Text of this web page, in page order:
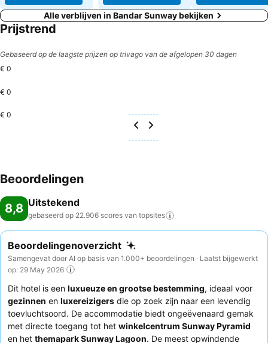
Alle verblijven in Bandar Sunway bekijken
Prijstrend
Gebaseerd op de laagste prijzen op trivago van de afgelopen 30 dagen
€ 0
€ 0
€ 0
Beoordelingen
8,8 Uitstekend
gebaseerd op 22.906 scores van topsites
Beoordelingenoverzicht
Samengevat door AI op basis van 1.000+ beoordelingen · Laatst bijgewerkt
op: 29 May 2026
Dit hotel is een luxueuze en grootse bestemming, ideaal voor
gezinnen en luxereizigers die op zoek zijn naar een levendig
toevluchtsoord. De accommodatie biedt ongeëvenaard gemak
met directe toegang tot het winkelcentrum Sunway Pyramid
en het themapark Sunway Lagoon. De meest opwindende